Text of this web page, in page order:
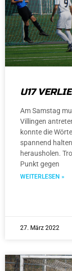
U17
Am Samstag
Villingen
konnte die
spannend
herausholen.
Punkt gegen
WEITERLESEN »
27. März 2022